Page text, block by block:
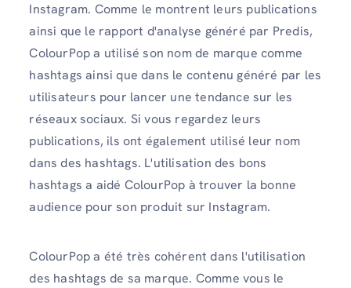
Instagram. Comme le montrent leurs publications
ainsi que le rapport d'analyse généré par Predis,
ColourPop a utilisé son nom de marque comme
hashtags ainsi que dans le contenu généré par les
utilisateurs pour lancer une tendance sur les
réseaux sociaux. Si vous regardez leurs
publications, ils ont également utilisé leur nom
dans des hashtags. L'utilisation des bons
hashtags a aidé ColourPop à trouver la bonne
audience pour son produit sur Instagram.
ColourPop a été très cohérent dans l'utilisation
des hashtags de sa marque. Comme vous le